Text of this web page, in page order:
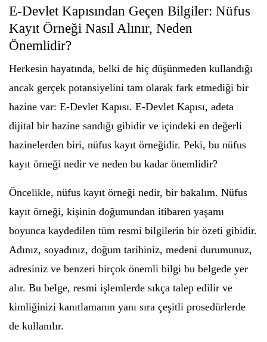
E-Devlet Kapısından Geçen Bilgiler: Nüfus
Kayıt Örneği Nasıl Alınır, Neden
Önemlidir?
Herkesin hayatında, belki de hiç düşünmeden kullandığı
ancak gerçek potansiyelini tam olarak fark etmediği bir
hazine var: E-Devlet Kapısı. E-Devlet Kapısı, adeta
dijital bir hazine sandığı gibidir ve içindeki en değerli
hazinelerden biri, nüfus kayıt örneğidir. Peki, bu nüfus
kayıt örneği nedir ve neden bu kadar önemlidir?
Öncelikle, nüfus kayıt örneği nedir, bir bakalım. Nüfus
kayıt örneği, kişinin doğumundan itibaren yaşamı
boyunca kaydedilen tüm resmi bilgilerin bir özeti gibidir.
Adınız, soyadınız, doğum tarihiniz, medeni durumunuz,
adresiniz ve benzeri birçok önemli bilgi bu belgede yer
alır. Bu belge, resmi işlemlerde sıkça talep edilir ve
kimliğinizi kanıtlamanın yanı sıra çeşitli prosedürlerde
de kullanılır.